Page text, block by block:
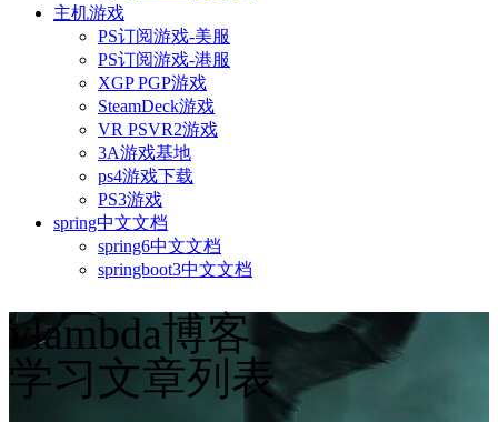
主机游戏
PS订阅游戏-美服
PS订阅游戏-港服
XGP PGP游戏
SteamDeck游戏
VR PSVR2游戏
3A游戏基地
ps4游戏下载
PS3游戏
spring中文文档
spring6中文文档
springboot3中文文档
vlambda博客
学习文章列表